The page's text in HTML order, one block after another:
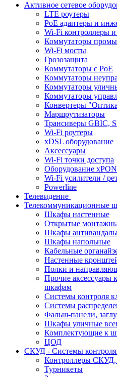
Активное сетевое
LTE роутеры
PoE адаптеры и
Wi-Fi контроллеры
Коммутаторы
Wi-Fi мосты
Грозозащита
Коммутаторы c PoE
Коммутаторы
Коммутаторы
Коммутаторы
Конвертеры
Маршрутизаторы
Трансиверы GBIC,
Wi-Fi роутеры
xDSL оборудование
Аксессуары
Wi-Fi точки доступа
Оборудование хPON
Wi-Fi усилители /
Powerline
Телевидение
Телекоммуникационные
Шкафы настенные
Открытые
Шкафы
Шкафы напольные
Кабельные
Настенные
Полки и
Прочие аксессуары
шкафам
Системы контроля
Системы
Фальш-панели,
Шкафы уличные
Комплектующие к
ЦОД
СКУД - Системы контроля
Контроллеры СКУД,
Турникеты